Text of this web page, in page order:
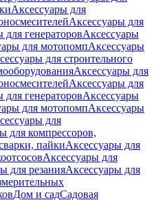
Аксессуары для
Аксессуары для
для генераторовАксессуары
для мотопомпАксессуары
для строительного
Аксессуары для
Аксессуары для
для генераторовАксессуары
для мотопомпАксессуары
для
для компрессоров,
пайкиАксессуары для
Аксессуары для
для резанияАксессуары для
Дом и садСадовая